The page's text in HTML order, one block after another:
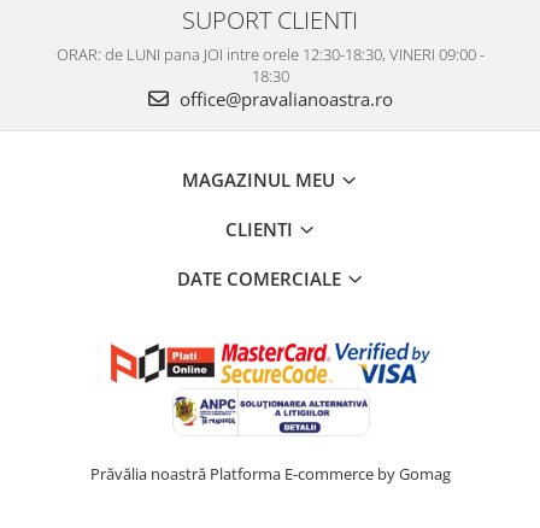
SUPORT CLIENTI
ORAR: de LUNI pana JOI intre orele 12:30-18:30, VINERI 09:00 -
18:30
office@pravalianoastra.ro
MAGAZINUL MEU
CLIENTI
DATE COMERCIALE
Prăvălia noastră Platforma E-commerce by Gomag